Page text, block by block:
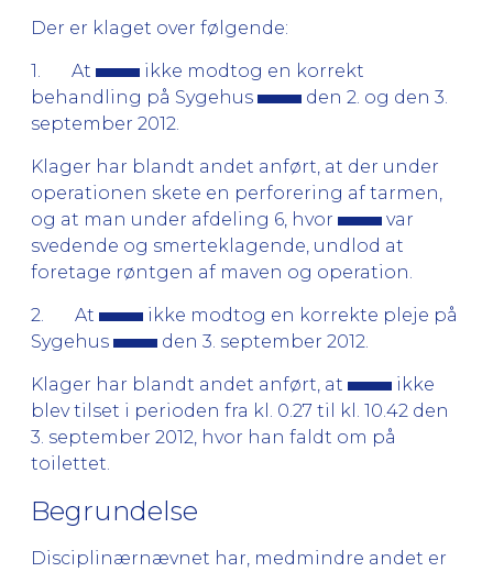
Der er klaget over følgende:
1. At
ikke modtog en korrekt
behandling på Sygehus
den 2. og den 3.
september 2012.
Klager har blandt andet anført, at der under
operationen skete en perforering af tarmen,
og at man under afdeling 6, hvor
var
svedende og smerteklagende, undlod at
foretage røntgen af maven og operation.
2. At
ikke modtog en korrekte pleje på
Sygehus
den 3. september 2012.
Klager har blandt andet anført, at
ikke
blev tilset i perioden fra kl. 0.27 til kl. 10.42 den
3. september 2012, hvor han faldt om på
toilettet.
Begrundelse
Disciplinærnævnet har, medmindre andet er